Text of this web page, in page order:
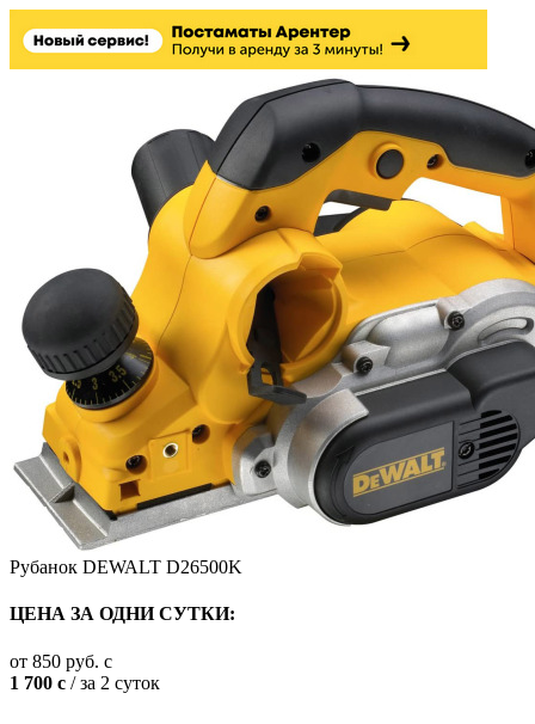
Рубанок DEWALT D26500K
ЦЕНА ЗА ОДНИ СУТКИ:
от 850 руб. c
1 700 c / за 2 суток